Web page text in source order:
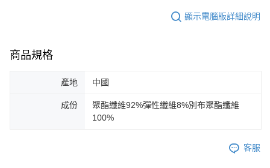
顯示電腦版詳細說明
商品規格
產地 中國
成份
聚酯纖維92%彈性纖維8%別布聚酯纖維
100%
客服